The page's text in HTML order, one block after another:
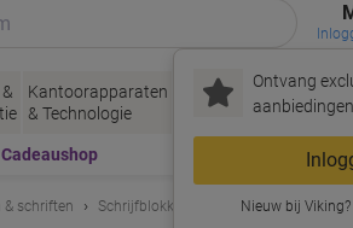
Ontvang
Nieuw bij Viking?
Kantoorapparaten
& Technologie
Inkt &
Toner
Papier,
& Verpakken
Cadeaushop
& schriften Schrijfblokken & notitieboeken